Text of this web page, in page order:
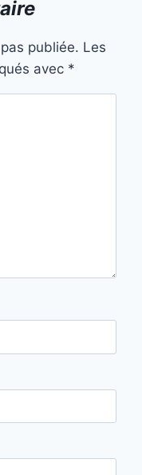
publiée. Les
avec *